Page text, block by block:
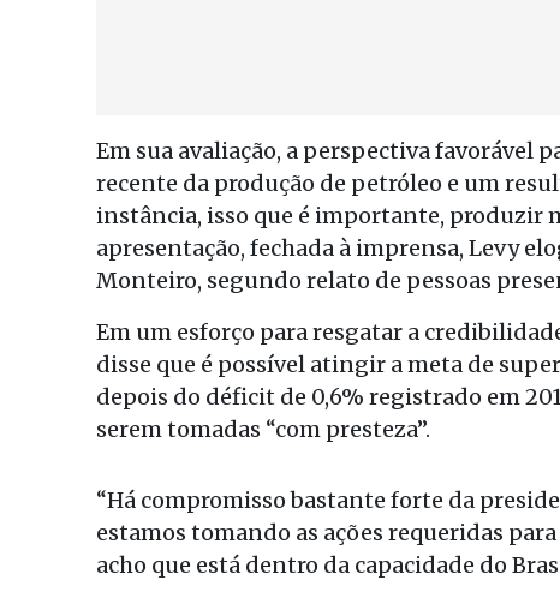
Em sua avaliação, a perspectiva favorável
recente da produção de petróleo e um
instância, isso que é importante, produzir
apresentação, fechada à imprensa, Levy
Monteiro, segundo relato de pessoas
Em um esforço para resgatar a
disse que é possível atingir a meta de
depois do déficit de 0,6% registrado em
serem tomadas “com presteza”.
“Há compromisso bastante forte da
estamos tomando as ações requeridas
acho que está dentro da capacidade do